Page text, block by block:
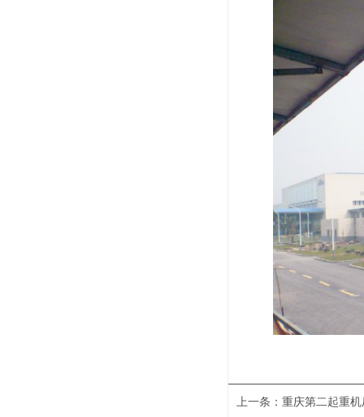
上一条： 重庆第二起重